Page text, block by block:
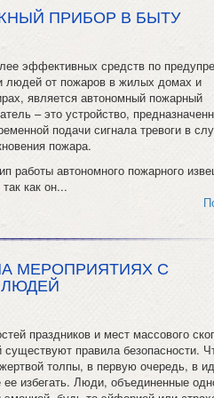
ПРИБОР В БЫТУ
эффективных средств по
людей от пожаров в жилых домах и
является автономный пожарный
– это устройство,
подачи сигнала тревоги в
пожара.
работы автономного пожарного
как он...
МЕРОПРИЯТИЯХ С
праздников и мест массового
правила безопасности.
толпы, в первую очередь, в
избегать. Люди, объединенные